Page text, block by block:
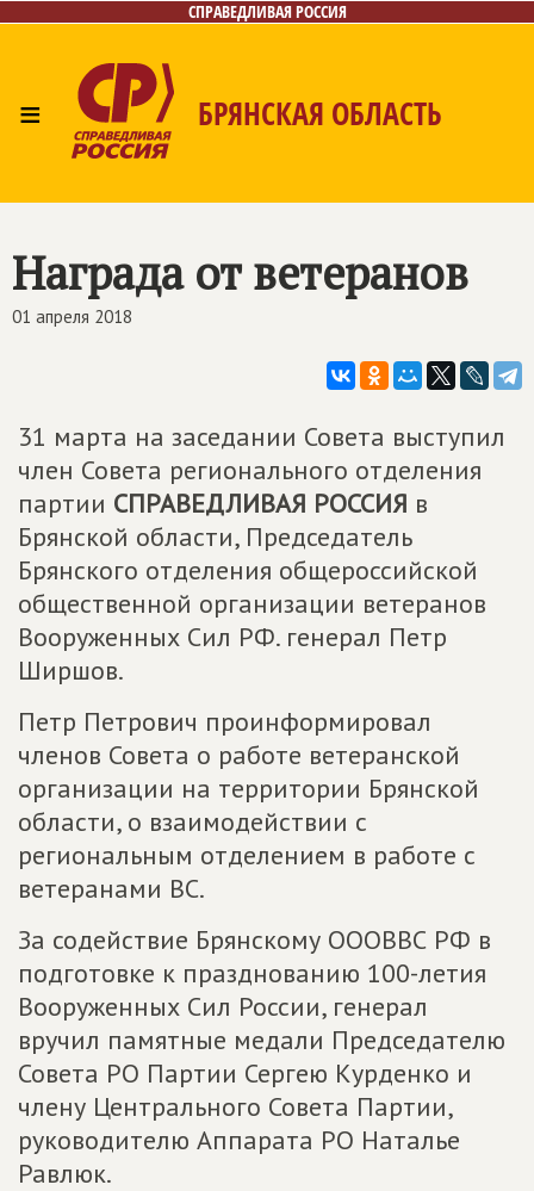
СПРАВЕДЛИВАЯ РОССИЯ
≡ БРЯНСКАЯ ОБЛАСТЬ
Награда от ветеранов
01 апреля 2018
31 марта на заседании Совета выступил
член Совета регионального отделения
партии СПРАВЕДЛИВАЯ РОССИЯ в
Брянской области, Председатель
Брянского отделения общероссийской
общественной организации ветеранов
Вооруженных Сил РФ. генерал Петр
Ширшов.
Петр Петрович проинформировал
членов Совета о работе ветеранской
организации на территории Брянской
области, о взаимодействии с
региональным отделением в работе с
ветеранами ВС.
За содействие Брянскому ОООВВС РФ в
подготовке к празднованию 100-летия
Вооруженных Сил России, генерал
вручил памятные медали Председателю
Совета РО Партии Сергею Курденко и
члену Центрального Совета Партии,
руководителю Аппарата РО Наталье
Равлюк.